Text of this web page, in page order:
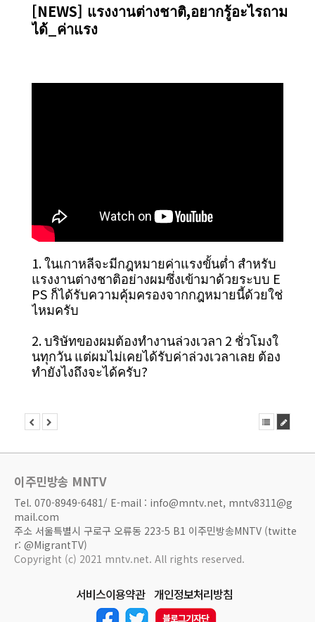
[NEWS] แรงงานต่างชาติ,อยากรู้อะไรถาม
ได้_ค่าแรง
1. ในเกาหลีจะมีกฎหมายค่าแรงขั้นต่ำ สำหรับ
แรงงานต่างชาติอย่างผมซึ่งเข้ามาด้วยระบบ E
PS ก็ได้รับความคุ้มครองจากกฎหมายนี้ด้วยใช่
ไหมครับ
2. บริษัทของผมต้องทำงานล่วงเวลา 2 ชั่วโมงใ
นทุกวัน แต่ผมไม่เคยได้รับค่าล่วงเวลาเลย ต้อง
ทำยังไงถึงจะได้ครับ?
이주민방송 MNTV
Tel. 070-8949-6481/ E-mail : info@mntv.net, mntv8311@g
mail.com
주소 서울특별시 구로구 오류동 223-5 B1 이주민방송MNTV (twitte
r: @MigrantTV)
Copyright (c) 2021 mntv.net. All rights reserved.
서비스이용약관 개인정보처리방침